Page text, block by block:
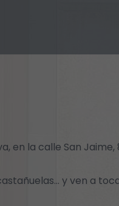
en la calle San Jaime,
y ven a